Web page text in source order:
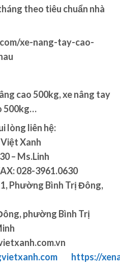
theo tiêu chuẩn nhà
xe-nang-tay-cao-
cao 500kg, xe nâng tay
500kg…
lòng liên hệ:
Xanh
– Ms.Linh
028-3961.0630
Phường Bình Trị Đông,
phường Bình Trị
https://